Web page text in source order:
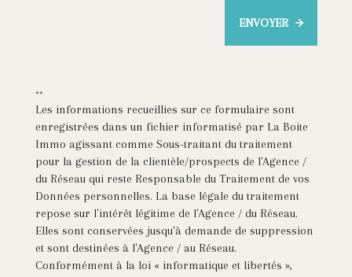
ENVOYER
**
Les informations recueillies sur ce formulaire sont
enregistrées dans un fichier informatisé par La Boite
Immo agissant comme Sous-traitant du traitement
pour la gestion de la clientèle/prospects de l'Agence /
du Réseau qui reste Responsable du Traitement de vos
Données personnelles. La base légale du traitement
repose sur l'intérêt légitime de l'Agence / du Réseau.
Elles sont conservées jusqu'à demande de suppression
et sont destinées à l'Agence / au Réseau.
Conformément à la loi « informatique et libertés »,